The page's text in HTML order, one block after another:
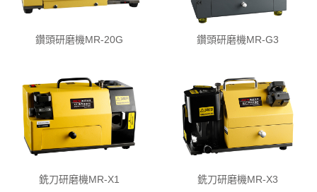
鑽頭研磨機MR-20G 鑽頭研磨機MR-G3
銑刀研磨機MR-X1 銑刀研磨機MR-X3